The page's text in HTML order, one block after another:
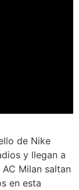
de Nike
y llegan a
Milan saltan
en esta